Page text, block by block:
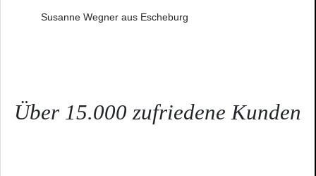
Susanne Wegner aus Escheburg
Über 15.000 zufriedene Kunden